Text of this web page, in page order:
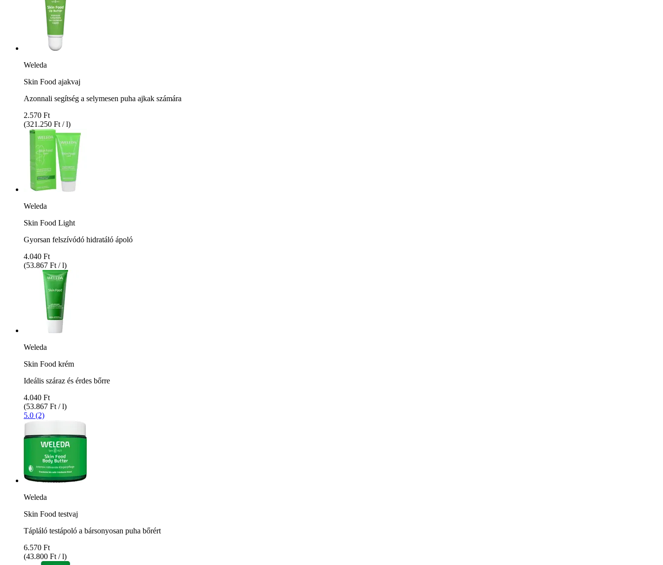
Weleda
Skin Food ajakvaj
Azonnali segítség a selymesen puha ajkak számára
2.570 Ft
(321.250 Ft / l)
Weleda
Skin Food Light
Gyorsan felszívódó hidratáló ápoló
4.040 Ft
(53.867 Ft / l)
Weleda
Skin Food krém
Ideális száraz és érdes bőrre
4.040 Ft
(53.867 Ft / l)
5.0 (2)
Weleda
Skin Food testvaj
Tápláló testápoló a bársonyosan puha bőrért
6.570 Ft
(43.800 Ft / l)